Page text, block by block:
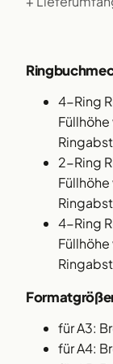
4-Ring
Füllhöhe
2-Ring
Füllhöhe
4-Ring
Füllhöhe
für A3:
für A4: